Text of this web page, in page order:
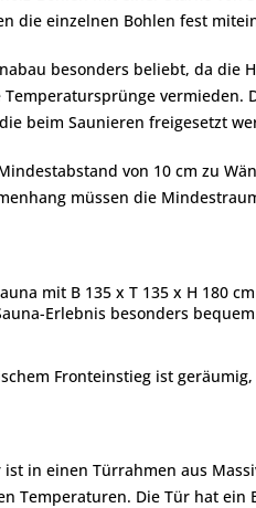
die einzelnen Bohlen fest
besonders beliebt, da
beim Saunieren freigesetzt
von 10 cm zu
müssen die
mit B 135 x T 135 x H 180
Erlebnis besonders
Fronteinstieg ist
in einen Türrahmen aus
Temperaturen. Die Tür hat